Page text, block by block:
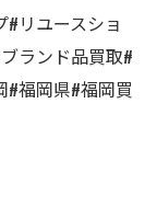
リユースショ
ランド品買取#
#福岡県#福岡買